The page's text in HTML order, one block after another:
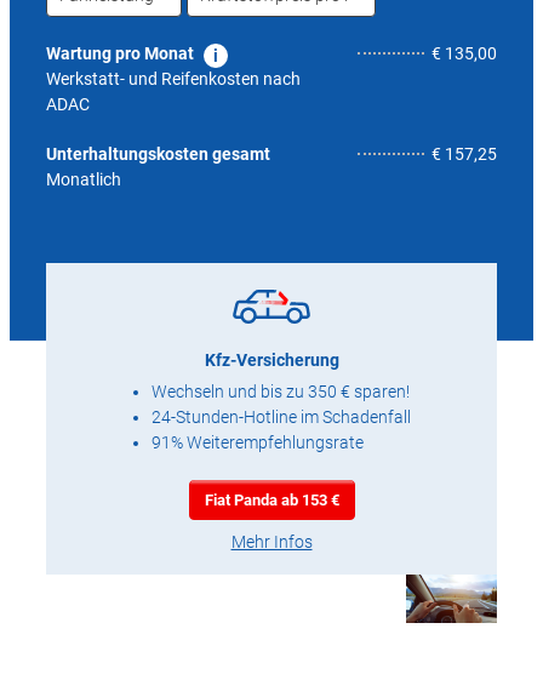
Wartung pro Monat
Werkstatt- und Reifenkosten nach
ADAC
€ 135,00
Unterhaltungskosten gesamt
Monatlich
€ 157,254,3
Kfz-Versicherung
Wechseln und bis zu 350 € sparen!
24-Stunden-Hotline im Schadenfall
91% Weiterempfehlungsrate
Fiat Panda ab 153 €
Mehr Infos